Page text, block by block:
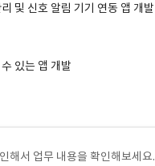
및 신호 알림 기기 연동 앱 개발
있는 앱 개발
해서 업무 내용을 확인해보세요.